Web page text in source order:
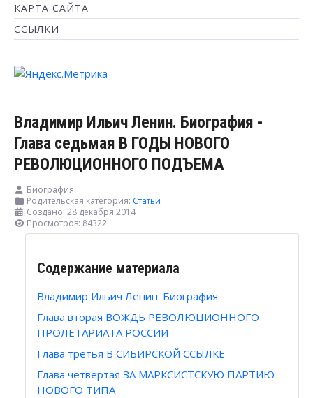
КАРТА САЙТА
ССЫЛКИ
Владимир Ильич Ленин. Биография -
Глава седьмая В ГОДЫ НОВОГО
РЕВОЛЮЦИОННОГО ПОДЪЕМА
Биография
Родительская категория: Статьи
Создано: 28 декабря 2014
Просмотров: 84322
Содержание материала
Владимир Ильич Ленин. Биография
Глава вторая ВОЖДЬ РЕВОЛЮЦИОННОГО
ПРОЛЕТАРИАТА РОССИИ
Глава третья В СИБИРСКОЙ ССЫЛКЕ
Глава четвертая ЗА МАРКСИСТСКУЮ ПАРТИЮ
НОВОГО ТИПА